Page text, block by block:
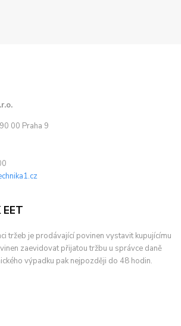
00 Praha 9
EET
tržeb je prodávající povinen vystavit kupujícímu
zaevidovat přijatou tržbu u správce daně
výpadku pak nejpozději do 48 hodin.